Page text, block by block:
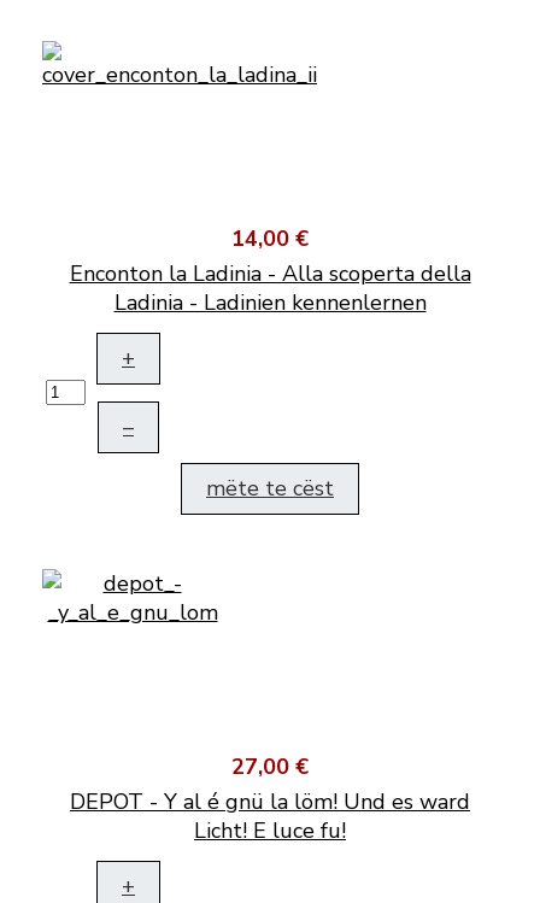
14,00 €
Enconton la Ladinia - Alla scoperta della
Ladinia - Ladinien kennenlernen
+
–
mëte te cëst
27,00 €
DEPOT - Y al é gnü la löm! Und es ward
Licht! E luce fu!
+